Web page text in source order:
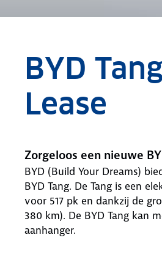
BYD
Lease
Zorgeloos een nieuwe
BYD (Build Your Dreams)
BYD Tang. De Tang is een
voor 517 pk en dankzij de
380 km). De BYD Tang kan
aanhanger.